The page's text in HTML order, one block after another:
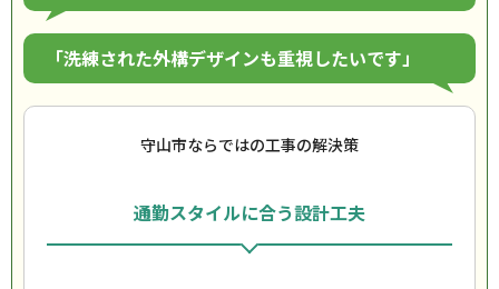
「洗練された外構デザインも重視したいです」
守山市ならではの工事の解決策
通勤スタイルに合う設計工夫